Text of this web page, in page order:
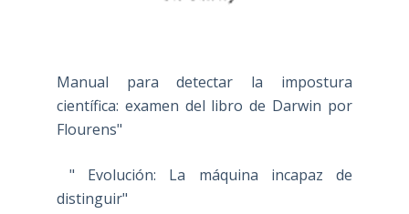
Manual para detectar la impostura
científica: examen del libro de Darwin por
Flourens"
" Evolución: La máquina incapaz de
distinguir"